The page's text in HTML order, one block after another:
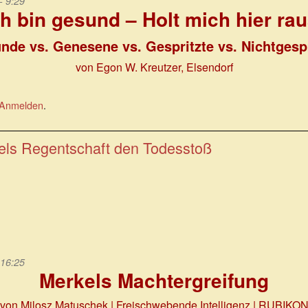
bin gesund – Holt mich hier
vs. Genesene vs. Gespritzte vs.
von Egon W. Kreutzer, Elsendorf
.
Regentschaft den Todesstoß
Merkels Machtergreifung
von Milosz Matuschek | Freischwebende Intelligenz | RUBIKON